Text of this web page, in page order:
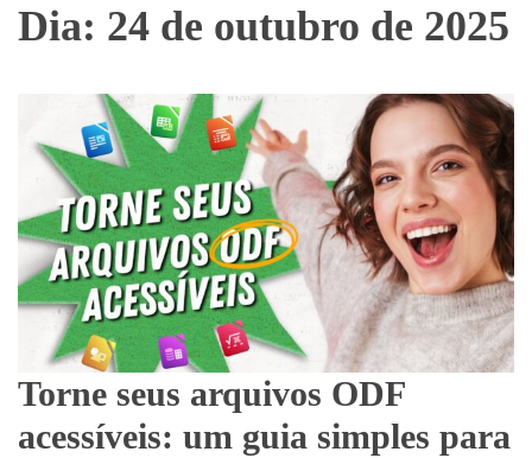
Dia: 24 de outubro de 2025
Torne seus arquivos ODF
acessíveis: um guia simples para